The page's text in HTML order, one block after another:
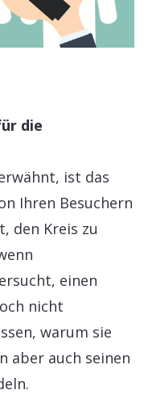
die
ist das
Ihren Besuchern
den Kreis zu
einen
nicht
warum sie
aber auch seinen